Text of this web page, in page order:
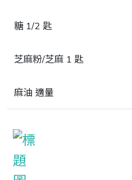
糖 1/2 匙
芝麻粉/芝麻 1 匙
麻油 適量